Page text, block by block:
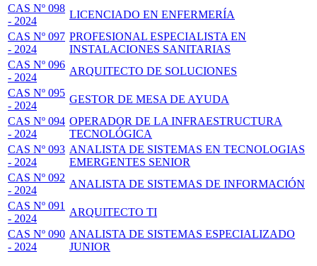
CAS Nº 098
- 2024
LICENCIADO EN ENFERMERÍA
CAS Nº 097
- 2024
PROFESIONAL ESPECIALISTA EN
INSTALACIONES SANITARIAS
CAS Nº 096
- 2024
ARQUITECTO DE SOLUCIONES
CAS Nº 095
- 2024
GESTOR DE MESA DE AYUDA
CAS Nº 094
- 2024
OPERADOR DE LA INFRAESTRUCTURA
TECNOLÓGICA
CAS Nº 093
- 2024
ANALISTA DE SISTEMAS EN TECNOLOGIAS
EMERGENTES SENIOR
CAS Nº 092
- 2024
ANALISTA DE SISTEMAS DE INFORMACIÓN
CAS Nº 091
- 2024
ARQUITECTO TI
CAS Nº 090
- 2024
ANALISTA DE SISTEMAS ESPECIALIZADO
JUNIOR